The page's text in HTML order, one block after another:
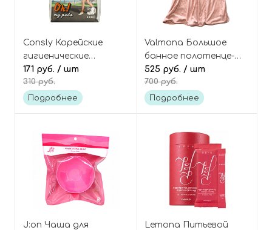
Consly Корейские
гигиенические
прокладки
классические 4 капли,
12 шт, Oh! My pads in
171 руб. / шт
310 руб.
Подробнее
Valmona Большое
банное полотенце-
парео, цвет: розовый
525 руб. / шт
700 руб.
Подробнее
J:on Чаша для
Lemona Питьевой